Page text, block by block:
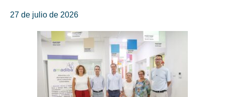
27 de julio de 2026